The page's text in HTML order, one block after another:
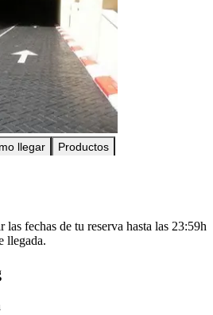
llegar Productos
las fechas de tu reserva hasta las 23:59h
llegada.